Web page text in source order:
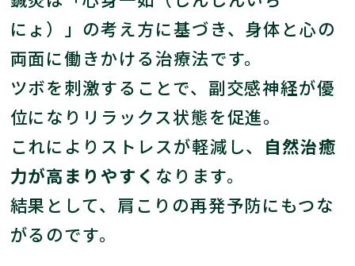
にょ）」の考え方に基づき、身体と心の
両面に働きかける治療法です。
ツボを刺激することで、副交感神経が優
位になりリラックス状態を促進。
これによりストレスが軽減し、 自然治癒
力が高まりやすく なります。
結果として、肩こりの再発予防にもつな
がるのです。